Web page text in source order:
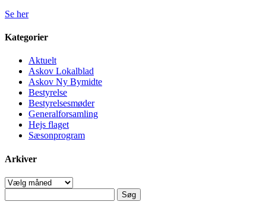
Se her
Kategorier
Aktuelt
Askov Lokalblad
Askov Ny Bymidte
Bestyrelse
Bestyrelsesmøder
Generalforsamling
Hejs flaget
Sæsonprogram
Arkiver
Arkiver
efter: